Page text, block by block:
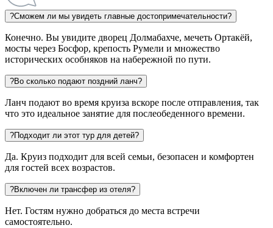
?Сможем ли мы увидеть главные достопримечательности?
Конечно. Вы увидите дворец Долмабахче, мечеть Ортакёй,
мосты через Босфор, крепость Румели и множество
исторических особняков на набережной по пути.
?Во сколько подают поздний ланч?
Ланч подают во время круиза вскоре после отправления, так
что это идеальное занятие для послеобеденного времени.
?Подходит ли этот тур для детей?
Да. Круиз подходит для всей семьи, безопасен и комфортен
для гостей всех возрастов.
?Включен ли трансфер из отеля?
Нет. Гостям нужно добраться до места встречи
самостоятельно.